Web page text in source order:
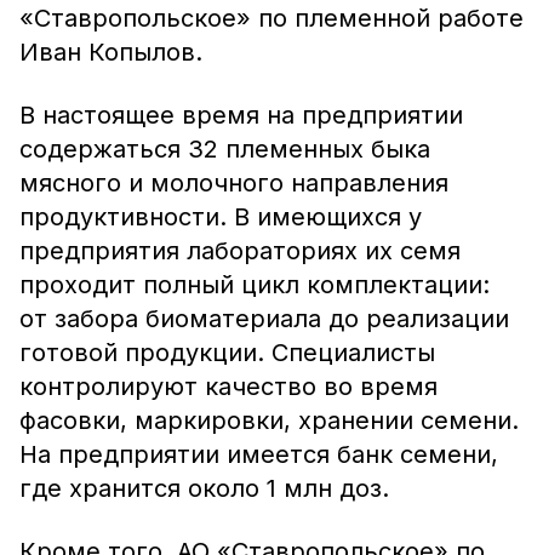
«Ставропольское» по племенной работе
Иван Копылов.
В настоящее время на предприятии
содержаться 32 племенных быка
мясного и молочного направления
продуктивности. В имеющихся у
предприятия лабораториях их семя
проходит полный цикл комплектации:
от забора биоматериала до реализации
готовой продукции. Специалисты
контролируют качество во время
фасовки, маркировки, хранении семени.
На предприятии имеется банк семени,
где хранится около 1 млн доз.